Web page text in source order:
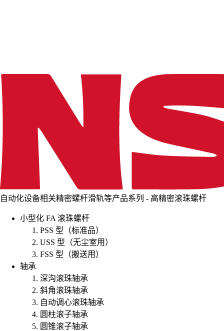
自动化设备相关精密螺杆滑轨等产品系列 - 高精密滚珠螺杆
小型化 FA 滚珠螺杆
PSS 型（标准品）
USS 型（无尘室用）
FSS 型（搬送用）
轴承
深沟滚珠轴承
斜角滚珠轴承
自动调心滚珠轴承
圆柱滚子轴承
圆锥滚子轴承